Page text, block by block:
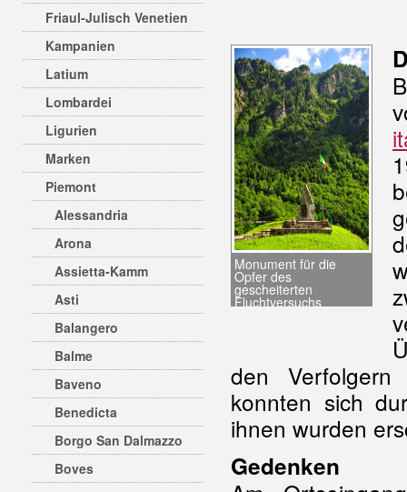
Friaul-Julisch Venetien
Kampanien
Latium
Lombardei
Ligurien
Marken
Piemont
Alessandria
Arona
Assietta-Kamm
Asti
Balangero
Balme
Baveno
Benedicta
Borgo San Dalmazzo
Boves
Monument für die
Opfer des
gescheiterten
Fluchtversuchs
den
konnten sich
ihnen wurden
Gedenken